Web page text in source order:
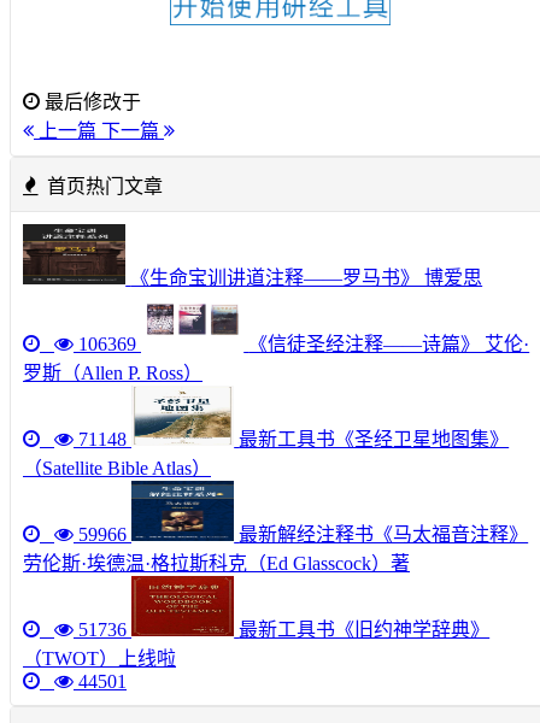
最后修改于
上一篇 下一篇
首页热门文章
《生命宝训讲道注释——罗马书》 博爱思
106369
《信徒圣经注释——诗篇》 艾伦·
罗斯（Allen P. Ross）
71148
最新工具书《圣经卫星地图集》
（Satellite Bible Atlas）
59966
最新解经注释书《马太福音注释》
劳伦斯·埃德温·格拉斯科克（Ed Glasscock）著
51736
最新工具书《旧约神学辞典》
（TWOT）上线啦
44501